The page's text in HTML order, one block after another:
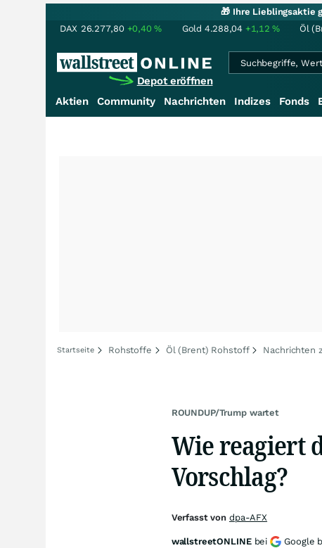
🎁 Ihre Lieblingsaktie
DAX 26.277,80 +0,40% Gold 4.288,04 +1,12% Öl
Depot eröffnen
Aktien Community Nachrichten Indizes Fonds
Startseite Rohstoffe Öl (Brent) Rohstoff Nachrichten
ROUNDUP/Trump wartet
Wie reagiert
Vorschlag?
Verfasst von dpa-AFX
wallstreetONLINE bei Google